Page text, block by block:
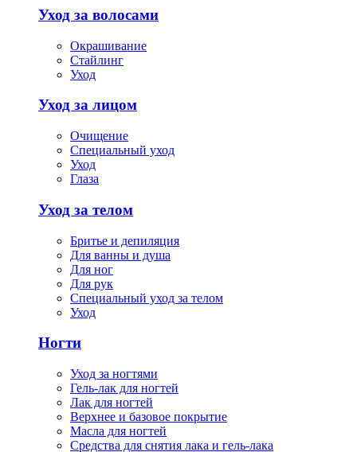
Уход за волосами
Окрашивание
Стайлинг
Уход
Уход за лицом
Очищение
Специальный уход
Уход
Глаза
Уход за телом
Бритье и депиляция
Для ванны и душа
Для ног
Для рук
Специальный уход за телом
Уход
Ногти
Уход за ногтями
Гель-лак для ногтей
Лак для ногтей
Верхнее и базовое покрытие
Масла для ногтей
Средства для снятия лака и гель-лака